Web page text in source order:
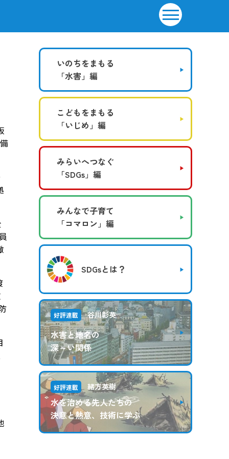
いのちをまもる
「水害」編
こどもをまもる
「いじめ」編
みらいへつなぐ
「SDGs」編
みんなで子育て
「コマロン」編
SDGsとは？
好評連載 谷川彰英
水害と地名の
深～い関係
好評連載 緒方英樹
水を治める先人たちの
決意と熱意、技術に学ぶ